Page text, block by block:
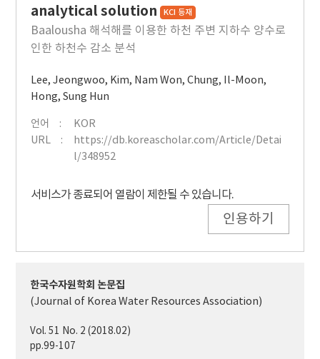
analytical solution KCI 등재
Baalousha 해석해를 이용한 하천 주변 지하수 양수로
인한 하천수 감소 분석
Lee, Jeongwoo, Kim, Nam Won,Chung, Il-Moon,
Hong, Sung Hun
언어
KOR
URL
https://db.koreascholar.com/Article/Detai
l/348952
서비스가 종료되어 열람이 제한될 수 있습니다.
인용하기
한국수자원학회 논문집
(Journal of Korea Water Resources Association)
Vol. 51 No. 2 (2018.02)
pp.99-107